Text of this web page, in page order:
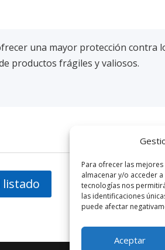
Para ofrecer las
almacenar y/o acceder
tecnologías nos
las identificaciones
puede afectar
Aceptar
una mayor protección contra
productos frágiles y valiosos.
listado